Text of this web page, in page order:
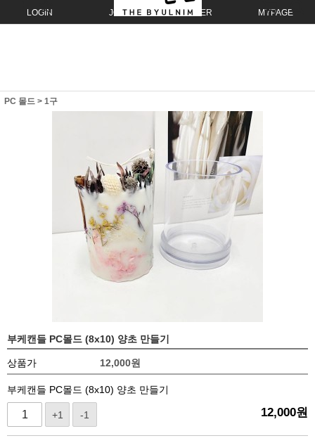
LOGIN JOIN ORDER MYPAGE
PC 몰드 > 1구
부케캔들 PC몰드 (8x10) 양초 만들기
상품가 12,000원
부케캔들 PC몰드 (8x10) 양초 만들기
+1 -1 12,000원